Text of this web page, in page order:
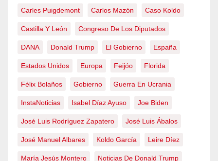
Carles Puigdemont Carlos Mazón Caso Koldo
Castilla Y León Congreso De Los Diputados
DANA Donald Trump El Gobierno España
Estados Unidos Europa Feijóo Florida
Félix Bolaños Gobierno Guerra En Ucrania
InstaNoticias Isabel Díaz Ayuso Joe Biden
José Luis Rodríguez Zapatero José Luis Ábalos
José Manuel Albares Koldo García Leire Díez
María Jesús Montero Noticias De Donald Trump